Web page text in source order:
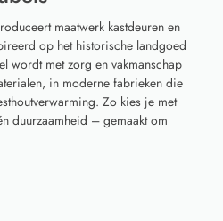
maatwerk kastdeuren en
op het historische landgoed
wordt met zorg en vakmanschap
in moderne fabrieken die
Zo kies je met
duurzaamheid – gemaakt om